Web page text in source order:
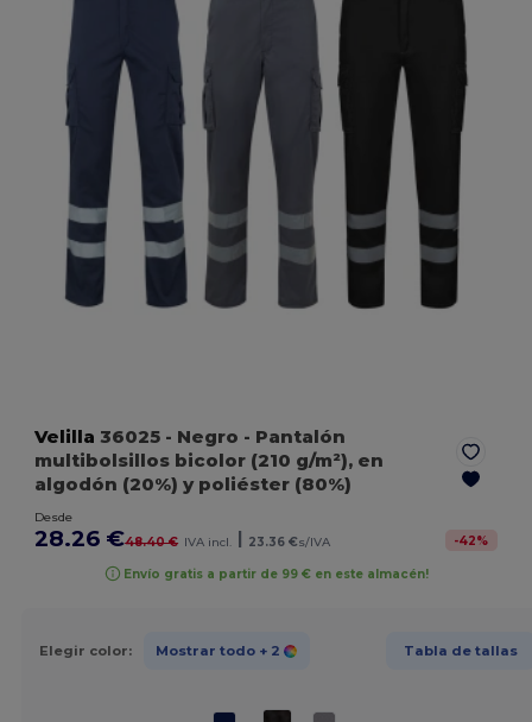
Velilla 36025 - Negro - Pantalón
multibolsillos bicolor (210 g/m²), en
algodón (20%) y poliéster (80%)
Desde
28.26 €48.40 € IVA incl. 23.36 €s/IVA -42%
Envío gratis a partir de 99 € en este almacén!
Elegir color: Mostrar todo + 2 Tabla de tallas